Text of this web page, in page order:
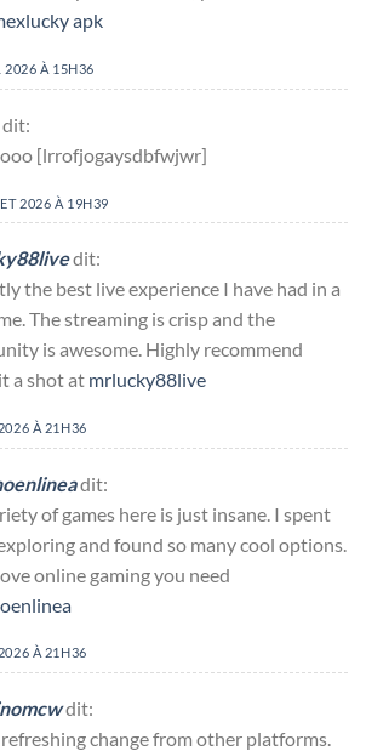
apk
2026 À 15H36
dit:
[lrrofjogaysdbfwjwr]
2026 À 19H39
dit:
the best live experience I have had in a
The streaming is crisp and the
is awesome. Highly recommend
a shot at mrlucky88live
À 21H36
dit:
of games here is just insane. I spent
and found so many cool options.
online gaming you need
À 21H36
dit:
refreshing change from other platforms.